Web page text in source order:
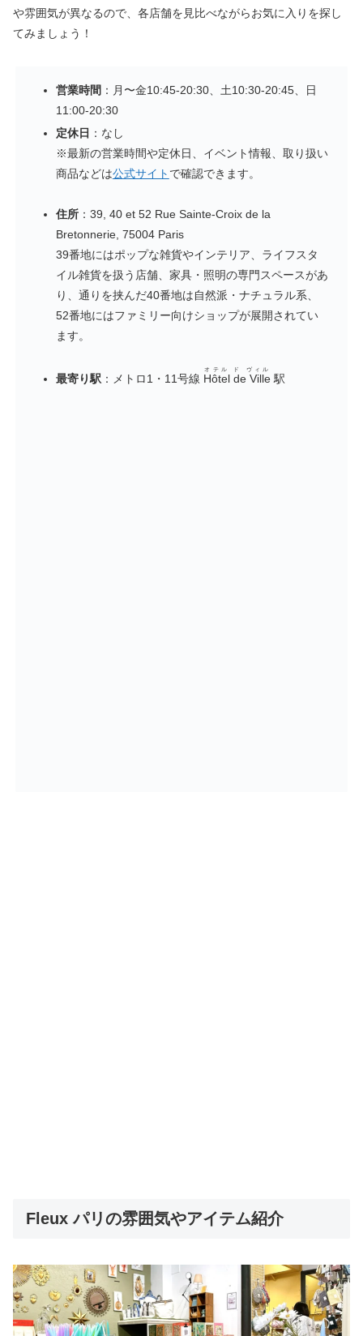
や雰囲気が異なるので、各店舗を見比べながらお気に入りを探し
てみましょう！
営業時間 ：月〜金10:45-20:30、土10:30-20:45、日
11:00-20:30
定休日 ：なし
※最新の営業時間や定休日、イベント情報、取り扱い
商品などは公式サイト で確認できます。
住所：39, 40 et 52 Rue Sainte-Croix de la
Bretonnerie, 75004 Paris
39番地にはポップな雑貨やインテリア、ライフスタ
イル雑貨を扱う店舗、家具・照明の専門スペースがあ
り、通りを挟んだ40番地は自然派・ナチュラル系、
52番地にはファミリー向けショップが展開されてい
ます。
最寄り駅 ：メトロ1・11号線 Hôtel de Ville
オテル ド ヴィル
駅
Fleux パリの雰囲気やアイテム紹介